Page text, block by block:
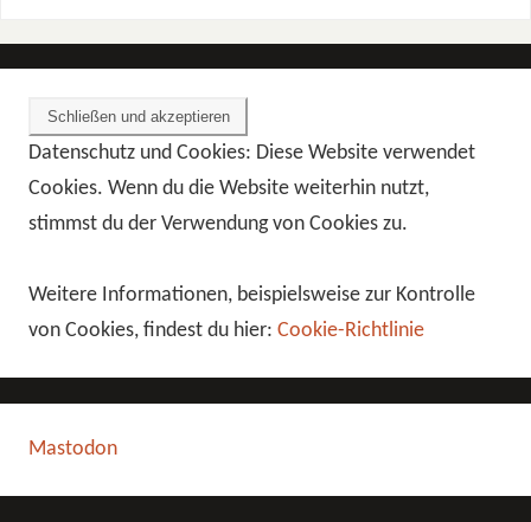
Datenschutz und Cookies: Diese Website verwendet
Cookies. Wenn du die Website weiterhin nutzt,
stimmst du der Verwendung von Cookies zu.
Weitere Informationen, beispielsweise zur Kontrolle
von Cookies, findest du hier:Cookie-Richtlinie
Mastodon